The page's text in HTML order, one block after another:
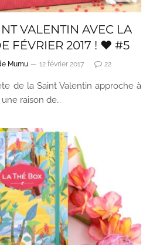
VALENTIN AVEC LA
FÉVRIER 2017 ! ♥ #5
Mumu 12 février 2017 22
de la Saint Valentin approche à
raison de…